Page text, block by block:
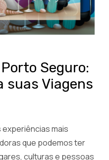
Seguro:
suas Viagens
experiências mais
que podemos ter
culturas e pessoas